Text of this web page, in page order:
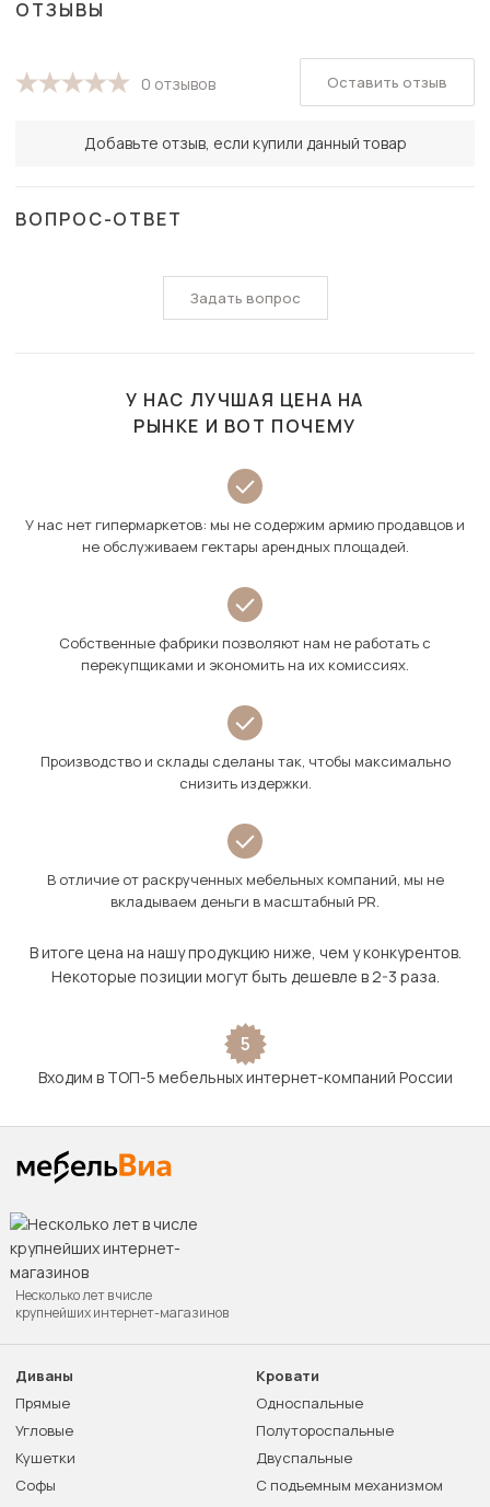
ОТЗЫВЫ
0 отзывов
Добавьте отзыв, если купили данный товар
Оставить отзыв
ВОПРОС-ОТВЕТ
Задать вопрос
У НАС ЛУЧШАЯ ЦЕНА НА
РЫНКЕ И ВОТ ПОЧЕМУ
У нас нет гипермаркетов: мы не содержим армию продавцов и
не обслуживаем гектары арендных площадей.
Собственные фабрики позволяют нам не работать с
перекупщиками и экономить на их комиссиях.
Производство и склады сделаны так, чтобы максимально
снизить издержки.
В отличие от раскрученных мебельных компаний, мы не
вкладываем деньги в масштабный PR.
В итоге цена на нашу продукцию ниже, чем у конкурентов.
Некоторые позиции могут быть дешевле в 2-3 раза.
5
Входим в ТОП-5 мебельных интернет-компаний России
Несколько лет в числе
крупнейших интернет-магазинов
Диваны
Прямые
Угловые
Кушетки
Софы
Кровати
Односпальные
Полутороспальные
Двуспальные
С подъемным механизмом